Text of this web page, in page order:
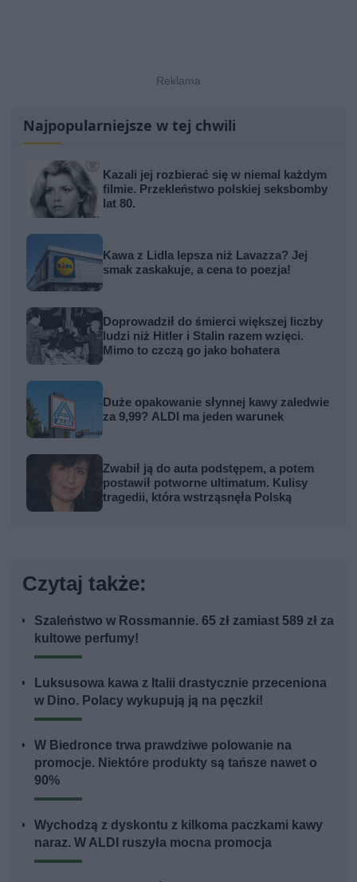
Najpopularniejsze w tej chwili
Kazali jej rozbierać się w niemal każdym
filmie. Przekleństwo polskiej seksbomby
lat 80.
Kawa z Lidla lepsza niż Lavazza? Jej
smak zaskakuje, a cena to poezja!
Doprowadził do śmierci większej liczby
ludzi niż Hitler i Stalin razem wzięci.
Mimo to czczą go jako bohatera
Duże opakowanie słynnej kawy zaledwie
za 9,99? ALDI ma jeden warunek
Zwabił ją do auta podstępem, a potem
postawił potworne ultimatum. Kulisy
tragedii, która wstrząsnęła Polską
Czytaj także:
Szaleństwo w Rossmannie. 65 zł zamiast 589 zł za
kultowe perfumy!
Luksusowa kawa z Italii drastycznie przeceniona
w Dino. Polacy wykupują ją na pęczki!
W Biedronce trwa prawdziwe polowanie na
promocje. Niektóre produkty są tańsze nawet o
90%
Wychodzą z dyskontu z kilkoma paczkami kawy
naraz. W ALDI ruszyła mocna promocja